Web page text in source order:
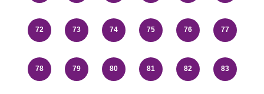
72 73 74 75 76 77
78 79 80 81 82 83